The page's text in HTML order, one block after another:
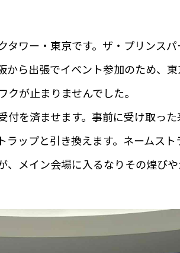
タワー・東京です。ザ・プリンス
から出張でイベント参加のため、
が止まりませんでした。
付を済ませます。事前に受け取っ
ップと引き換えます。ネームスト
、メイン会場に入るなりその煌び